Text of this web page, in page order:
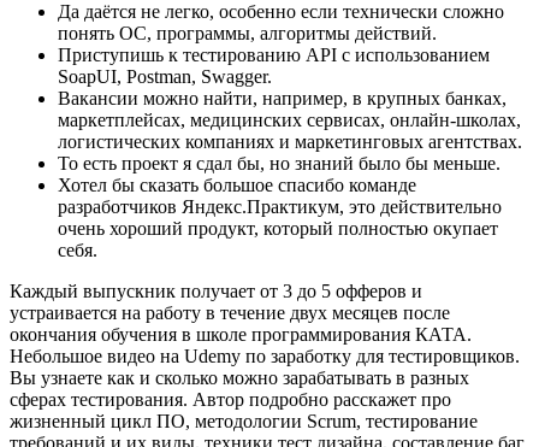
Да даётся не легко, особенно если технически сложно
понять ОС, программы, алгоритмы действий.
Приступишь к тестированию API с использованием
SoapUI, Postman, Swagger.
Вакансии можно найти, например, в крупных банках,
маркетплейсах, медицинских сервисах, онлайн-школах,
логистических компаниях и маркетинговых агентствах.
То есть проект я сдал бы, но знаний было бы меньше.
Хотел бы сказать большое спасибо команде
разработчиков Яндекс.Практикум, это действительно
очень хороший продукт, который полностью окупает
себя.
Каждый выпускник получает от 3 до 5 офферов и
устраивается на работу в течение двух месяцев после
окончания обучения в школе программирования КАТА.
Небольшое видео на Udemy по заработку для тестировщиков.
Вы узнаете как и сколько можно зарабатывать в разных
сферах тестирования. Автор подробно расскажет про
жизненный цикл ПО, методологии Scrum, тестирование